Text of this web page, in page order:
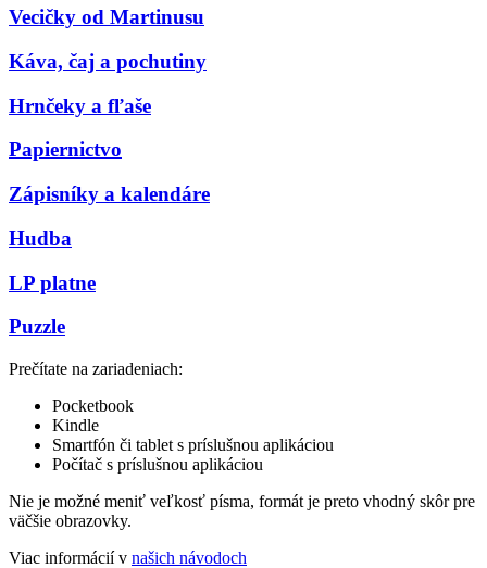
Vecičky od Martinusu
Káva, čaj a pochutiny
Hrnčeky a fľaše
Papiernictvo
Zápisníky a kalendáre
Hudba
LP platne
Puzzle
Prečítate na zariadeniach:
Pocketbook
Kindle
Smartfón či tablet s príslušnou aplikáciou
Počítač s príslušnou aplikáciou
Nie je možné meniť veľkosť písma, formát je preto vhodný skôr pre
väčšie obrazovky.
Viac informácií v našich návodoch